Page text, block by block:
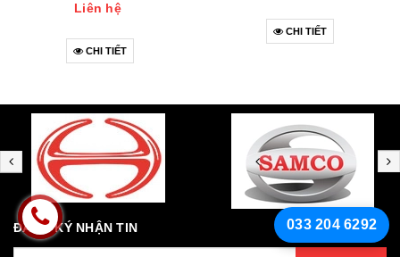
Liên hệ
CHI TIẾT
CHI TIẾT
ĐĂNG KÝ NHẬN TIN 033 204 6292